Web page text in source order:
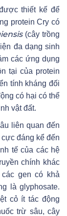
thiết kế để
protein Cry có
(cây trồng
đa dạng sinh
các ứng dụng
tại của protein
tính kháng đối
có hại có thể
vật đất.
liên quan đến
đáng kể đến
tế của các hệ
chính khác
gen có khả
là glyphosate.
cỏ ít tác động
trừ sâu, cây